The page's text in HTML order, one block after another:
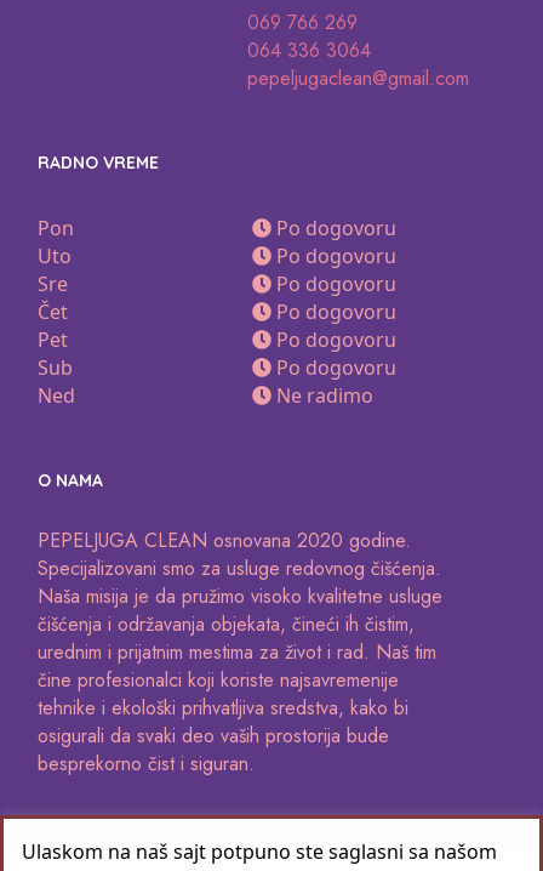
069 766 269
064 336 3064
pepeljugaclean@gmail.com
RADNO VREME
Pon
Po dogovoru
Uto
Po dogovoru
Sre
Po dogovoru
Čet
Po dogovoru
Pet
Po dogovoru
Sub
Po dogovoru
Ned
Ne radimo
O NAMA
PEPELJUGA CLEAN osnovana 2020 godine.
Specijalizovani smo za usluge redovnog čišćenja.
Naša misija je da pružimo visoko kvalitetne usluge
čišćenja i održavanja objekata, čineći ih čistim,
urednim i prijatnim mestima za život i rad. Naš tim
čine profesionalci koji koriste najsavremenije
tehnike i ekološki prihvatljiva sredstva, kako bi
osigurali da svaki deo vaših prostorija bude
besprekorno čist i siguran.
Ulaskom na naš sajt potpuno ste saglasni sa našom